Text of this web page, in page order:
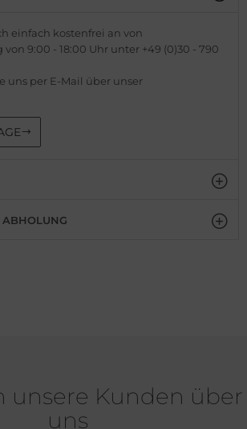
einfach kostenfrei an von
9:00 - 18:00 Uhr unter +49 (0)30 - 790
uns per E-Mail über unser
ABHOLUNG
unsere Kunden über
uns